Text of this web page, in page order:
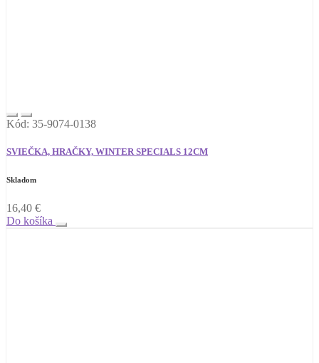
Kód: 35-9074-0138
SVIEČKA, HRAČKY, WINTER SPECIALS 12CM
Skladom
16,40 €
Do košíka